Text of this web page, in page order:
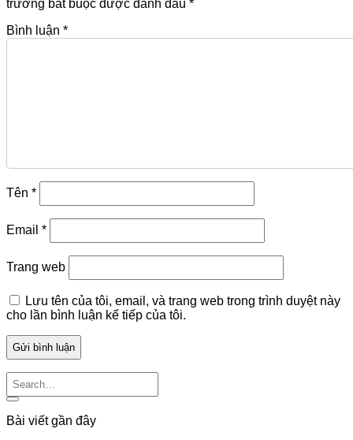
trường bắt buộc được đánh dấu *
Bình luận *
Tên *
Email *
Trang web
Lưu tên của tôi, email, và trang web trong trình duyệt này
cho lần bình luận kế tiếp của tôi.
Bài viết gần đây